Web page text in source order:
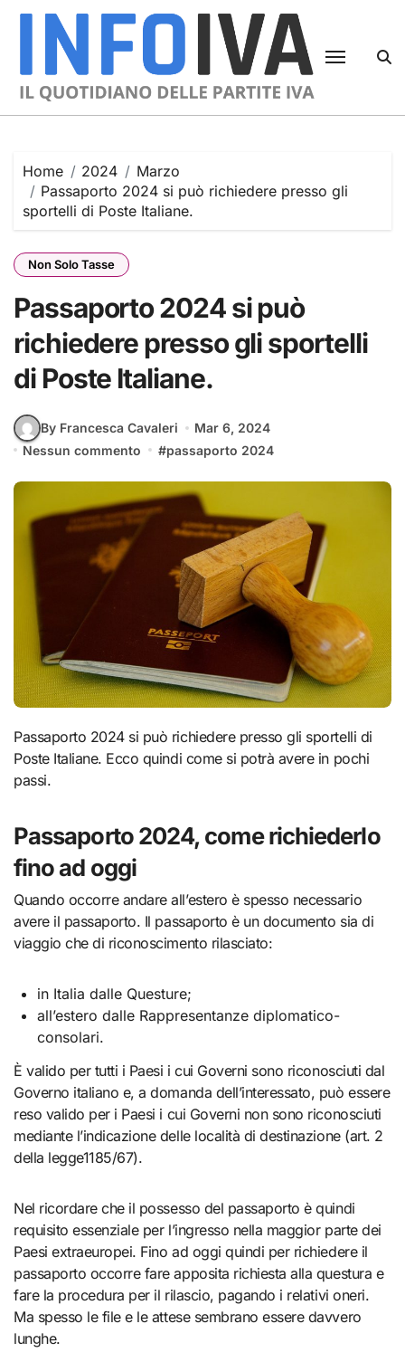
Skip
Home 2024
Marzo
Passaporto 2024 si può richiedere presso gli
sportelli di Poste Italiane.
Non Solo Tasse
Passaporto 2024 si può
richiedere presso gli sportelli
di Poste Italiane.
By Francesca Cavaleri
Mar 6, 2024
Nessun commento
#passaporto 2024
Passaporto 2024 si può richiedere presso gli sportelli di
Poste Italiane. Ecco quindi come si potrà avere in pochi
passi.
Passaporto 2024, come richiederlo
fino ad oggi
Quando occorre andare all’estero è spesso necessario
avere il passaporto. Il passaporto è un documento sia di
viaggio che di riconoscimento rilasciato:
in Italia dalle Questure;
all’estero dalle Rappresentanze diplomatico-
consolari.
È valido per tutti i Paesi i cui Governi sono riconosciuti dal
Governo italiano e, a domanda dell’interessato, può essere
reso valido per i Paesi i cui Governi non sono riconosciuti
mediante l’indicazione delle località di destinazione (art. 2
della legge1185/67).
Nel ricordare che il possesso del passaporto è quindi
requisito essenziale per l’ingresso nella maggior parte dei
Paesi extraeuropei. Fino ad oggi quindi per richiedere il
passaporto occorre fare apposita richiesta alla questura e
fare la procedura per il rilascio, pagando i relativi oneri.
Ma spesso le file e le attese sembrano essere davvero
lunghe.